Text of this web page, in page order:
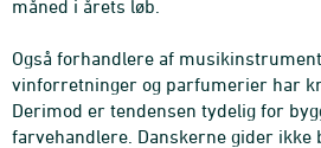
måned i årets løb.
Også forhandlere af
vinforretninger og parfumerier har
Derimod er tendensen tydelig for
farvehandlere. Danskerne gider ikke